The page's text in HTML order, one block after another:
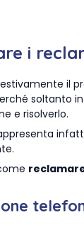
i
il
soltanto
e risolverlo.